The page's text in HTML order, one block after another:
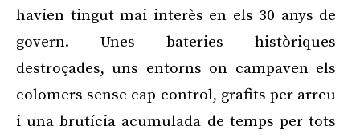
havien tingut mai interès en els 30 anys de
govern. Unes bateries històriques
destroçades, uns entorns on campaven els
colomers sense cap control, grafits per arreu
i una brutícia acumulada de temps per tots